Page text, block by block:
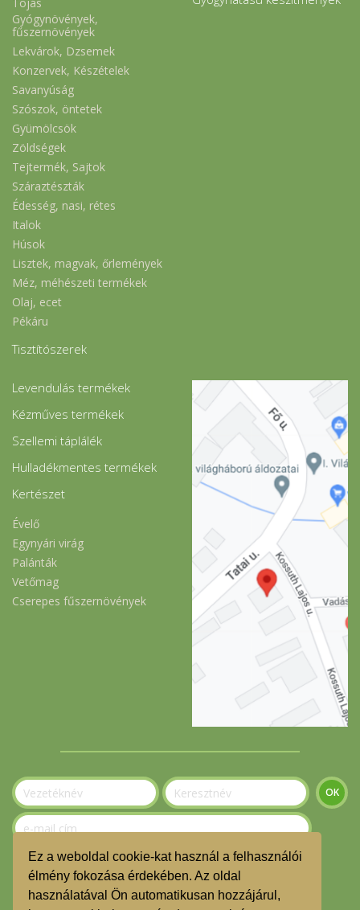
Ez a weboldal cookie-kat használ a felhasználói
élmény fokozása érdekében. Az oldal
használatával Ön automatikusan hozzájárul,
Gyógynövények,
fűszernövények
Lekvárok, Dzsemek
Konzervek, Készételek
Savanyúság
Szószok, öntetek
Gyümölcsök
Zöldségek
Tejtermék, Sajtok
Száraztészták
Édesség, nasi, rétes
Italok
Húsok
Lisztek, magvak, őrlemények
Méz, méhészeti termékek
Olaj, ecet
Pékáru
Tisztítószerek
Levendulás termékek
Kézműves termékek
Szellemi táplálék
Hulladékmentes termékek
Kertészet
Évelő
Egynyári virág
Palánták
Vetőmag
Cserepes fűszernövények
Szeretnék feliratkozni a hírlevélre.
© Gerecse Szatyor Közösség 2023